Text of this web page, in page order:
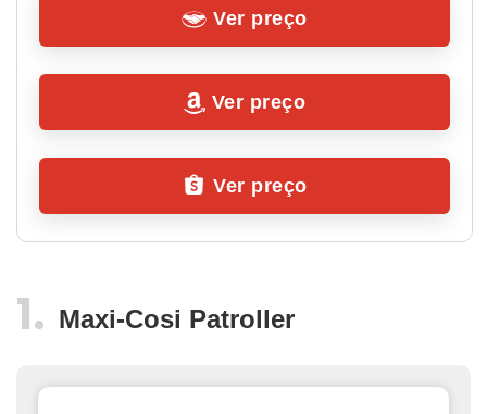
Ver preço
Ver preço
Ver preço
Maxi-Cosi Patroller